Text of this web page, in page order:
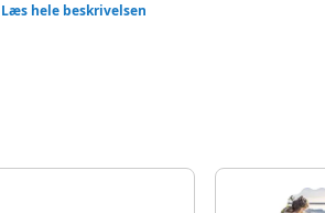
Stor traktor med børnevenlige pedaler
koblingspind er det nemt at montere og afmontere
Læs hele beskrivelsen